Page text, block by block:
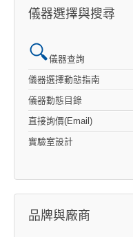
儀器選擇與搜尋
儀器查詢
儀器選擇動態指南
儀器動態目錄
直接詢價(Email)
實驗室設計
品牌與廠商